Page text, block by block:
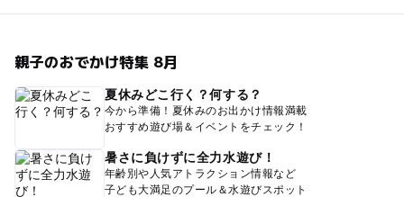
親子のおでかけ特集 8月
夏休みどこ行く？何する？
今から準備！夏休みのお出かけ情報満載
おすすめ遊び場＆イベントをチェック！
暑さに負けずに全力水遊び！
年齢別や人気アトラクション情報など
子ども大満足のプール＆水遊びスポット